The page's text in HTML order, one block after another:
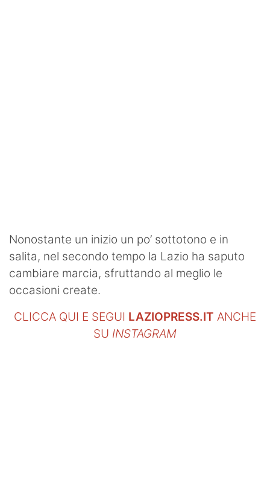
Nonostante un inizio un po’ sottotono e in
salita, nel secondo tempo la Lazio ha saputo
cambiare marcia, sfruttando al meglio le
occasioni create.
CLICCA QUI E SEGUI LAZIOPRESS.IT ANCHE
SU INSTAGRAM